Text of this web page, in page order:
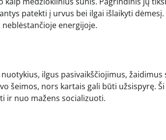
patekti į urvus bei ilgai išlaikyti dėmesį.
energijoje.
ilgus pasivaikščiojimus, žaidimus
šeimos, nors kartais gali būti užsispyrę. Ši
ir nuo mažens socializuoti.